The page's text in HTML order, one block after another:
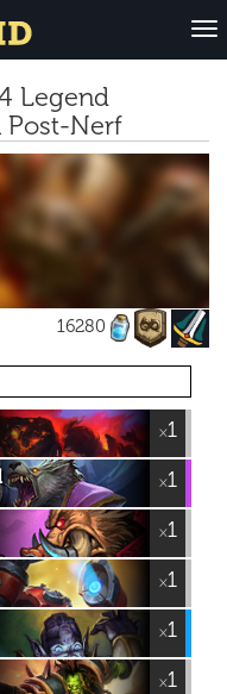
O
p
Legend
Post-Nerf
16280
×1
×1
×1
×1
×1
×1